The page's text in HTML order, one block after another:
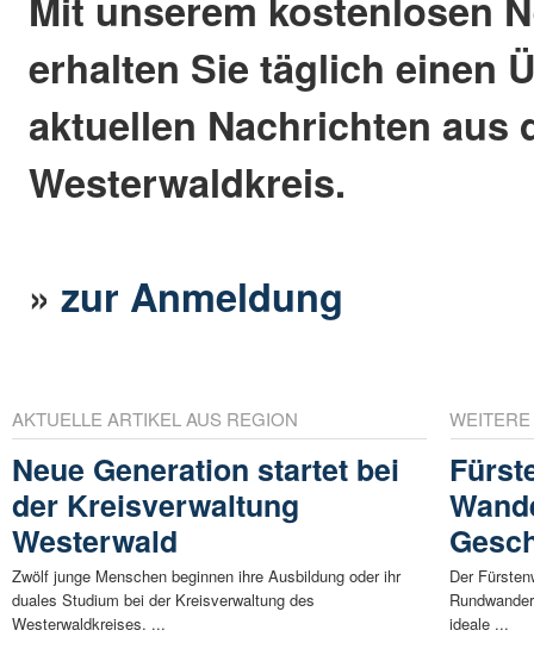
erhalten Sie täglich einen
aktuellen Nachrichten aus
Westerwaldkreis.
»zur Anmeldung
AKTUELLE ARTIKEL AUS REGION
Neue Generation startet bei
der Kreisverwaltung
Westerwald
Zwölf junge Menschen beginnen ihre Ausbildung oder ihr
duales Studium bei der Kreisverwaltung des
Westerwaldkreises. ...
Der
ideale ...